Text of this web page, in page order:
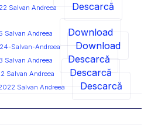
Salvan Andreea
Descarcă
Salvan Andreea Download
Salvan-Andreea Download
Salvan Andreea Descarcă
Salvan Andreea Descarcă
Salvan Andreea Descarcă